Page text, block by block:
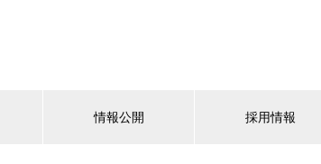
情報公開 採用情報